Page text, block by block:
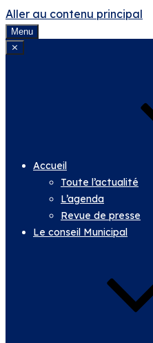
Aller au contenu principal
Menu
⨯
Accueil
Toute l’actualité
L’agenda
Revue de presse
Le conseil Municipal